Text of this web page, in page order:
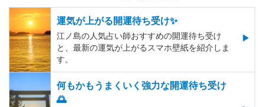
運気が上がる開運待ち受け✨
江ノ島の人気占い師おすすめの開運待ち受け
と、最新の運気が上がるスマホ壁紙を紹介しま
す。
何もかもうまくいく強力な開運待ち受け
🌅